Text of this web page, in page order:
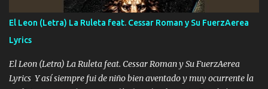
yo tengo el control a todos yo les paro el dedo soy hocicon un
malcriado un malandrón Que Les importa no saben nada falsas
las risas las que me miran hay gente corriente no quieren ve...
El Leon (Letra) La Ruleta feat. Cessar Roman y Su FuerzAerea
Lyrics
El Leon (Letra) La Ruleta feat. Cessar Roman y Su FuerzAerea
Lyrics Y así siempre fui de niño bien aventado y muy ocurrente la